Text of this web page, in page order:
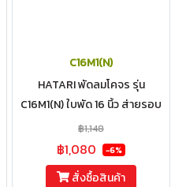
C16M1(N)
HATARI พัดลมโคจร รุ่น
C16M1(N) ใบพัด 16 นิ้ว ส่ายรอบ
ตัวตลอด (ตะแกรงเหล็ก)
฿1,148
฿1,080 -6%
สั่งซื้อสินค้า